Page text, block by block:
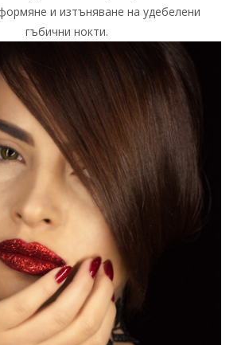
и изтъняване на удебелени
гъбични нокти.